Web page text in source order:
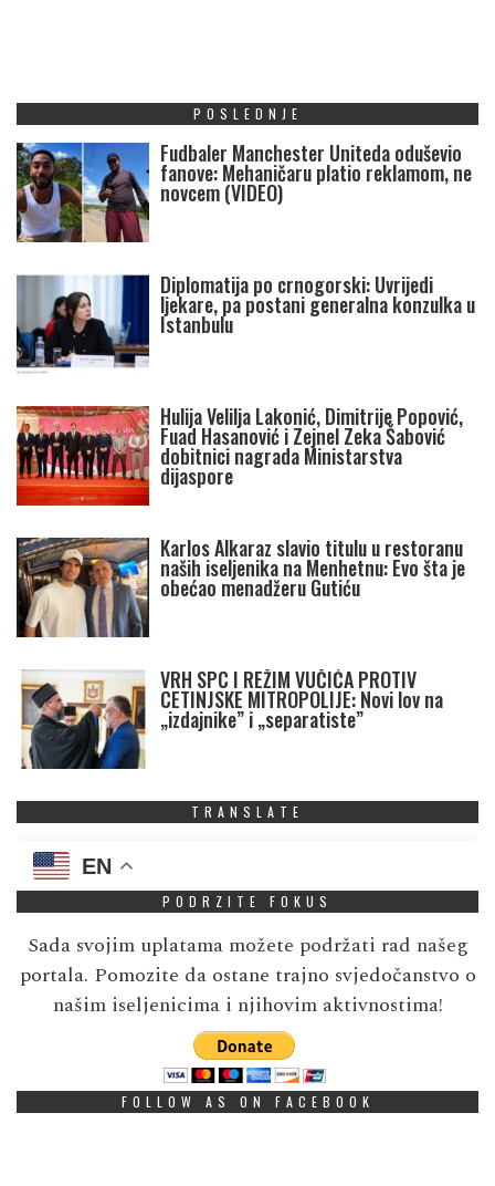
POSLEDNJE
Fudbaler Manchester Uniteda oduševio
fanove: Mehaničaru platio reklamom, ne
novcem (VIDEO)
Diplomatija po crnogorski: Uvrijedi
ljekare, pa postani generalna konzulka u
Istanbulu
Hulija Velilja Lakonić, Dimitrije Popović,
Fuad Hasanović i Zejnel Zeka Šabović
dobitnici nagrada Ministarstva
dijaspore
Karlos Alkaraz slavio titulu u restoranu
naših iseljenika na Menhetnu: Evo šta je
obećao menadžeru Gutiću
VRH SPC I REŽIM VUČIĆA PROTIV
CETINJSKE MITROPOLIJE: Novi lov na
„izdajnike” i „separatiste”
TRANSLATE
EN
PODRZITE FOKUS
Sada svojim uplatama možete podržati rad našeg
portala. Pomozite da ostane trajno svjedočanstvo o
našim iseljenicima i njihovim aktivnostima!
FOLLOW AS ON FACEBOOK